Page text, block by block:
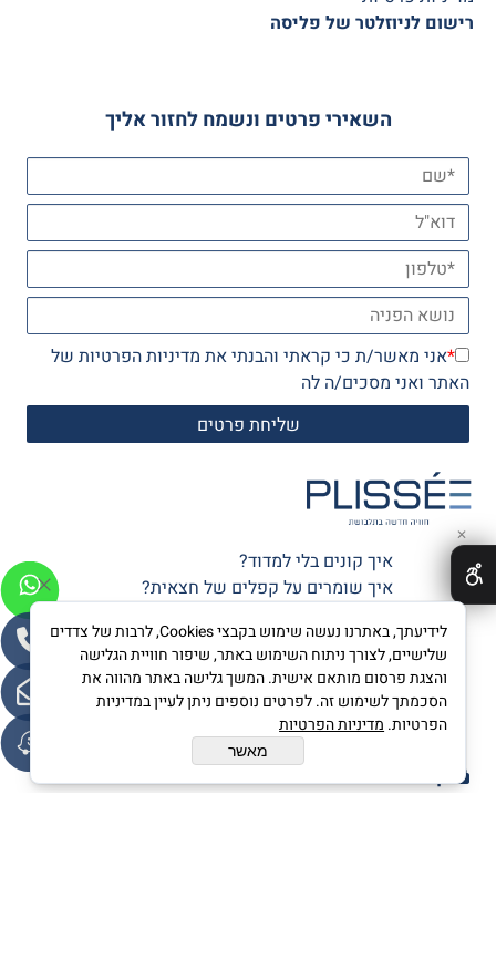
רישום לניוזלטר של פליסה
השאירי פרטים ונשמח לחזור אליך
*אני מאשר/ת כי קראתי והבנתי את מדיניות הפרטיות של
האתר ואני מסכים/ה לה
איך קונים בלי למדוד?
איך שומרים על קפלים של חצאית?
ככה זה התחיל
גלריית תמונות
קניה מאובטחת
✕
לידיעתך, באתרנו נעשה שימוש בקבצי Cookies, לרבות של צדדים
שלישיים, לצורך ניתוח השימוש באתר, שיפור חוויית הגלישה
והצגת פרסום מותאם אישית. המשך גלישה באתר מהווה את
הסכמתך לשימוש זה. לפרטים נוספים ניתן לעיין במדיניות
הפרטיות. מדיניות הפרטיות
מאשר